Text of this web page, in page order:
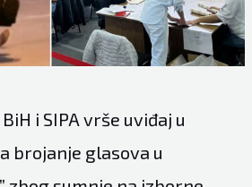
i SIPA vrše uviđaj u
brojanje glasova u